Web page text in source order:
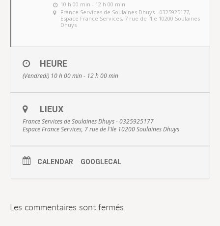
10 h 00 min - 12 h 00 min
France Services de Soulaines Dhuys - 0325925177,
Espace France Services, 7 rue de l'Ile 10200 Soulaines
Dhuys
HEURE
(Vendredi) 10 h 00 min - 12 h 00 min
LIEUX
France Services de Soulaines Dhuys - 0325925177
Espace France Services, 7 rue de l'Ile 10200 Soulaines Dhuys
CALENDAR GOOGLECAL
Les commentaires sont fermés.